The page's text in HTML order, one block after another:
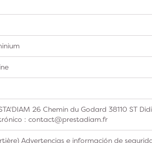
26 Chemin du Godard 38110 ST
: contact@prestadiam.fr
Advertencias e información de